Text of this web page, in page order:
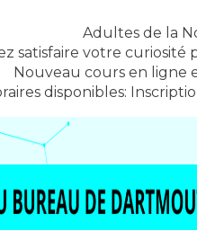
Adultes de la
satisfaire votre curiosité
Nouveau cours en ligne
disponibles: